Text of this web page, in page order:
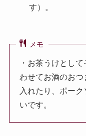
す）。
メモ
・お茶うけとし
わせてお酒のお
入れたり、ポー
いです。